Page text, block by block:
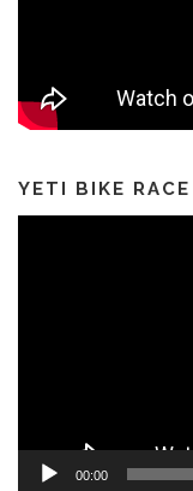
YETI BIKE
00:00